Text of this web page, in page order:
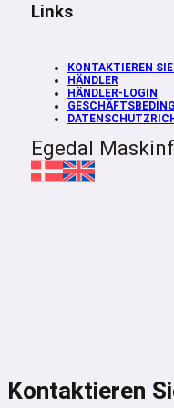
Links
KONTAKTIEREN
HÄNDLER
HÄNDLER-LOGIN
Egedal
Kontaktieren